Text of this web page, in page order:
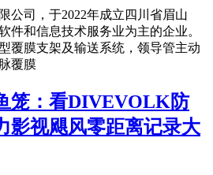
公司，于2022年成立四川省眉山
件和信息技术服务业为主的企业。
覆膜支架及输送系统，领导管主动
覆膜
笼：看DIVEVOLK防
影视飓风零距离记录大